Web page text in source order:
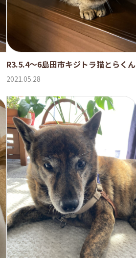
R3.5.4〜6島田市キジトラ猫とらくん
2021.05.28